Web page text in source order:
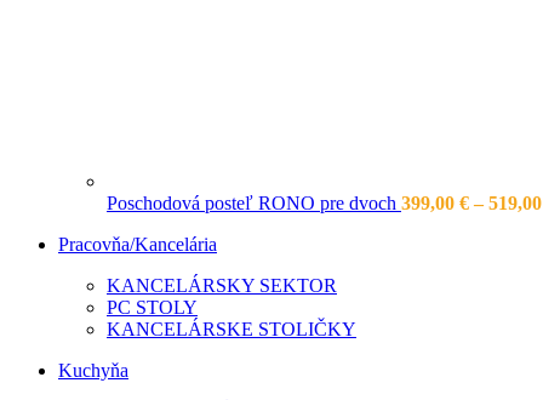
Poschodová posteľ RONO pre dvoch 399,00 € –
Pracovňa/Kancelária
KANCELÁRSKY SEKTOR
PC STOLY
KANCELÁRSKE STOLIČKY
Kuchyňa